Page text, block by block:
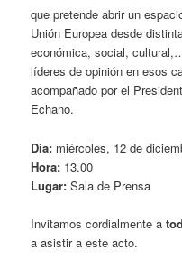
que pretende abrir un
Unión Europea desde
económica, social,
líderes de opinión en esos
acompañado por el
Echano.
Día: miércoles, 12 de
Hora: 13.00
Lugar:Sala de Prensa
Invitamos cordialmente a
a asistir a este acto.